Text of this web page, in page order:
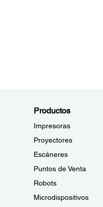
Productos
Impresoras
Proyectores
Escáneres
Puntos de Venta
Robots
Microdispositivos